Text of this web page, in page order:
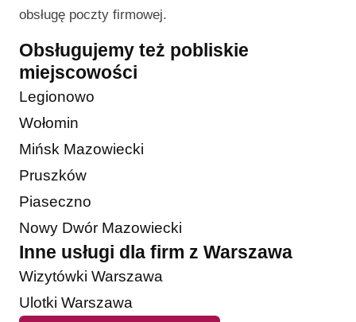
obsługę poczty firmowej.
Obsługujemy też pobliskie
miejscowości
Legionowo
Wołomin
Mińsk Mazowiecki
Pruszków
Piaseczno
Nowy Dwór Mazowiecki
Inne usługi dla firm z Warszawa
Wizytówki Warszawa
Ulotki Warszawa